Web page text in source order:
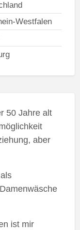
Westfalen
50 Jahre alt
aber
ist mir